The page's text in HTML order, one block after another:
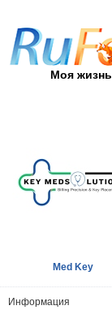
Моя жизнь
Med Key
Информация